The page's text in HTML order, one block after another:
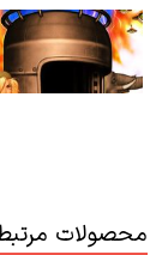
محصولات